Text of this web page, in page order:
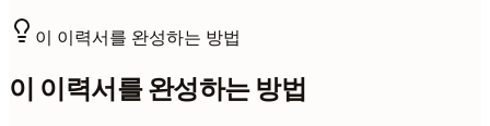
이 이력서를 완성하는 방법
이 이력서를 완성하는 방법